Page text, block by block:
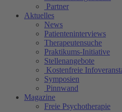
Partner
Aktuelles
News
Patienteninterviews
Therapeutensuche
Praktikums-Initiative
Stellenangebote
Kostenfreie
Symposien
Pinnwand
Magazine
Freie Psychotherapie